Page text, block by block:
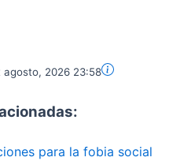
agosto, 2026 23:58
para la fobia social